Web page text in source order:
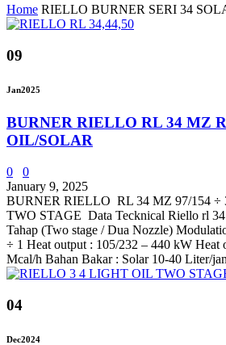
Home RIELLO BURNER SERI 34
09
Jan2025
BURNER RIELLO RL 34 MZ
OIL/SOLAR
0
0
January 9, 2025
BURNER RIELLO RL 34 MZ 97/154 ÷
TWO STAGE Data Tecknical Riello rl 34
Tahap (Two stage / Dua Nozzle)
÷ 1 Heat output : 105/232 – 440 kW Heat
Mcal/h Bahan Bakar : Solar 10-40 Liter/
04
Dec2024